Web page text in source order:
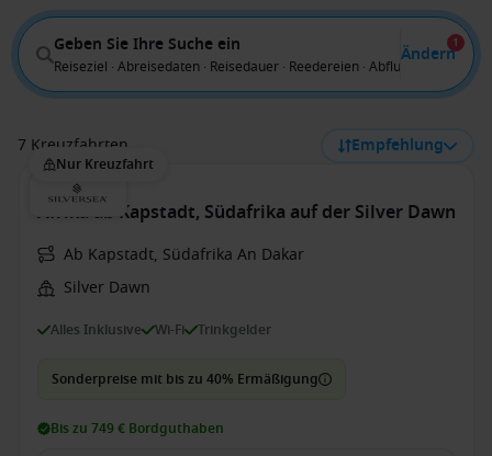
Geben Sie Ihre Suche ein
Reiseziel · Abreisedaten · Reisedauer · Reedereien · Abflug von
Ändern
1
7 Kreuzfahrten Empfehlung
Nur Kreuzfahrt
Afrika ab Kapstadt, Südafrika auf der Silver Dawn
Ab Kapstadt, Südafrika An Dakar
Silver Dawn
Alles Inklusive Wi-Fi Trinkgelder
Sonderpreise mit bis zu 40% Ermäßigung
Bis zu 749 € Bordguthaben